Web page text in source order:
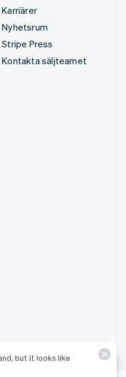
Karriärer
Nyhetsrum
Stripe Press
Kontakta säljteamet
but it looks like